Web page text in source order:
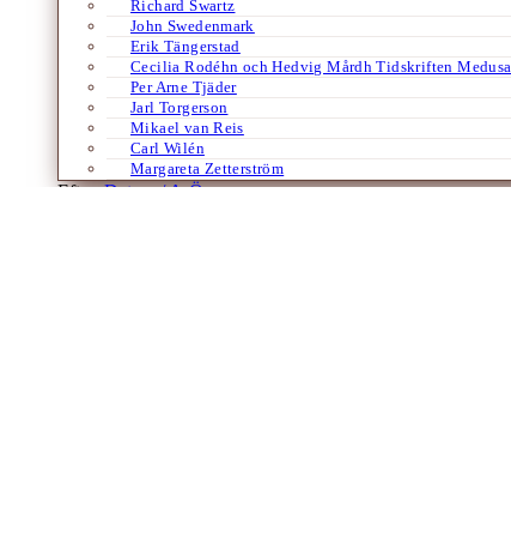
Richard Swartz
John Swedenmark
Erik Tängerstad
Cecilia Rodéhn och Hedvig Mårdh Tidskriften Medusa
Per Arne Tjäder
Jarl Torgerson
Mikael van Reis
Carl Wilén
Margareta Zetterström
Efter:Datum /A-Ö